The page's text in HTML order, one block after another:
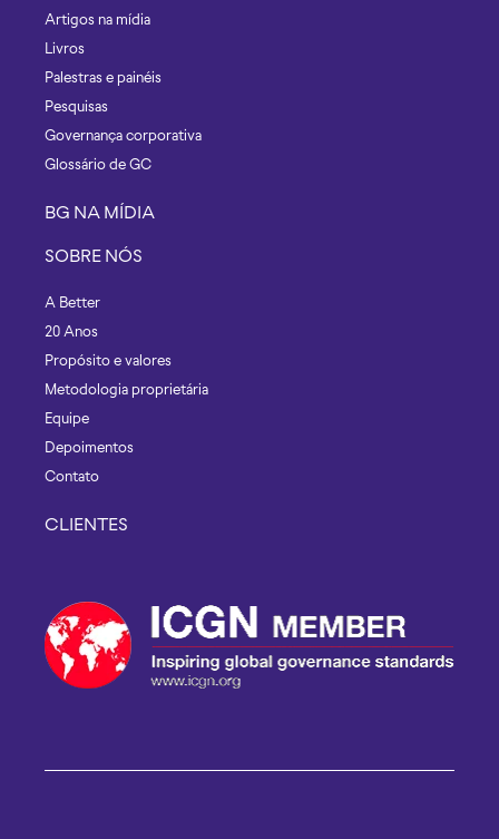
Artigos na mídia
Livros
Palestras e painéis
Pesquisas
Governança corporativa
Glossário de GC
BG NA MÍDIA
SOBRE NÓS
A Better
20 Anos
Propósito e valores
Metodologia proprietária
Equipe
Depoimentos
Contato
CLIENTES